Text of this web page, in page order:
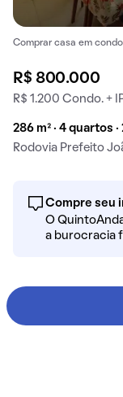
Comprar casa em
R$ 800.000
R$ 1.200 Condo. +
286 m² · 4 quartos ·
Rodovia Prefeito
Compre seu
O
a burocracia